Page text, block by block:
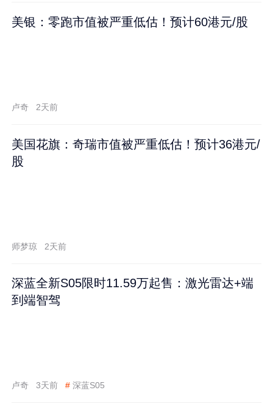
美银：零跑市值被严重低估！预计60港元/股
卢奇 2天前
美国花旗：奇瑞市值被严重低估！预计36港元/
股
师梦琼 2天前
深蓝全新S05限时11.59万起售：激光雷达+端
到端智驾
卢奇 3天前 # 深蓝S05